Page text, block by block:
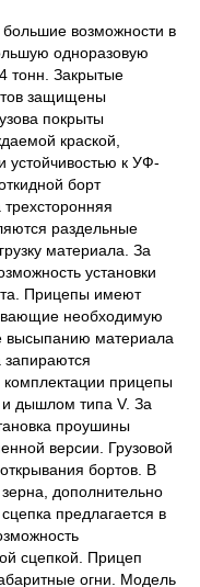
возможности в
одноразовую
тонн. Закрытые
защищены
покрыты
краской,
устойчивостью к УФ-
борт
раздельные
материала. За
установки
Прицепы имеют
необходимую
высыпанию материала
прицепы
дышлом типа V. За
проушины
версии. Грузовой
бортов. В
дополнительно
предлагается в
сцепкой. Прицеп
огни. Модель